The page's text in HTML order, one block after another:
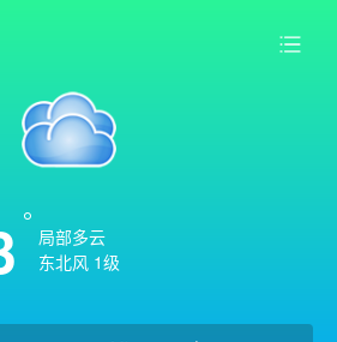
局部多云
东北风 1级